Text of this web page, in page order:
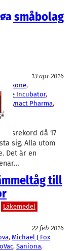
småbolag
13 apr 2016
Cyxone
Incubator
Synact Pharma
då 17
sig. Alla utom
Det är en
till
Läkemedel
22 feb 2016
, Michael J Fox
, Saniona